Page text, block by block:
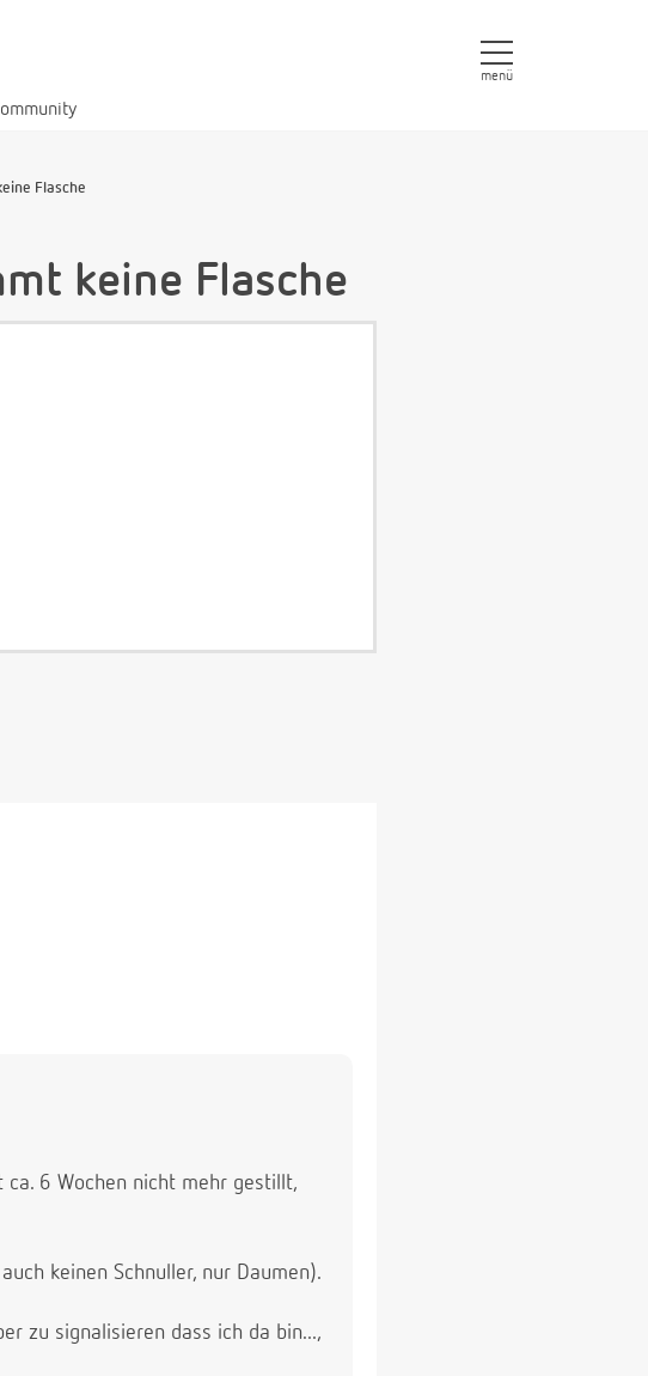
menü
Flasche
keine Flasche
6 Wochen nicht mehr gestillt,
keinen Schnuller, nur Daumen).
zu signalisieren dass ich da bin...,